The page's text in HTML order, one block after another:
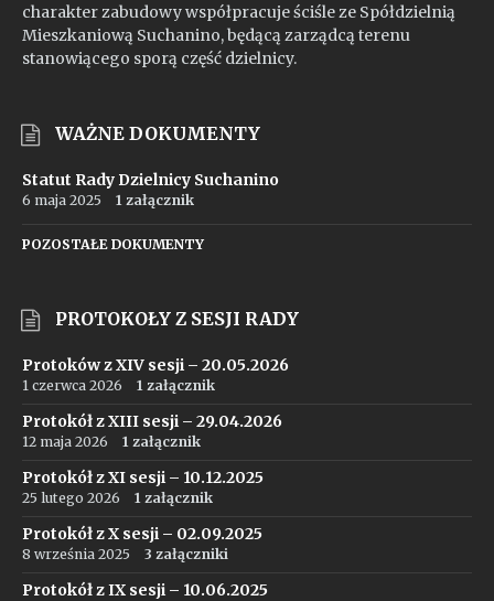
charakter zabudowy współpracuje ściśle ze Spółdzielnią
Mieszkaniową Suchanino, będącą zarządcą terenu
stanowiącego sporą część dzielnicy.
WAŻNE DOKUMENTY
Statut Rady Dzielnicy Suchanino
6 maja 2025 1 załącznik
POZOSTAŁE DOKUMENTY
PROTOKOŁY Z SESJI RADY
Protoków z XIV sesji – 20.05.2026
1 czerwca 2026 1 załącznik
Protokół z XIII sesji – 29.04.2026
12 maja 2026 1 załącznik
Protokół z XI sesji – 10.12.2025
25 lutego 2026 1 załącznik
Protokół z X sesji – 02.09.2025
8 września 2025 3 załączniki
Protokół z IX sesji – 10.06.2025